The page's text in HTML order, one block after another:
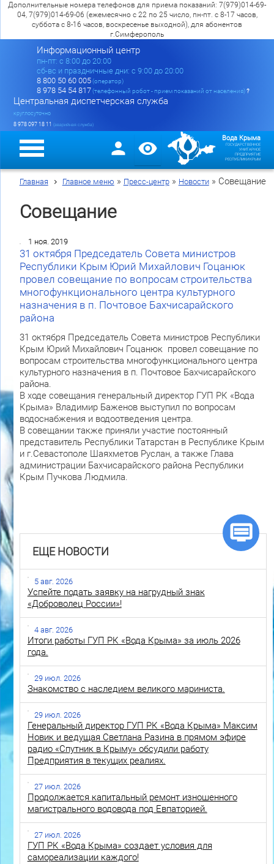
Дополнительные номера телефонов для приема показаний: 7(979)014-69-
04, 7(979)014-69-06 (ежемесячно с 22 по 25 число, пн-пт. с 8-17 часов,
суббота с 8-16 часов, воскресенье выходной), для абонентов
г.Симферополь
Информационный центр
пн-пт: c 8:00 до 20:00
сб-вс и праздничные дни: с 9:00 до 20:00
8 800 50 60 005(оператор)
8 978 54 54 817(телефонный робот - прием показаний от населения)?
Центральная диспетчерская служба
круглосуточно
8 978 097 18 11 (аварийная служба)
Вода Крыма
ГОСУДАРСТВЕННОЕ
УНИТАРНОЕ
ПРЕДПРИЯТИЕ
РЕСПУБЛИКИ КРЫМ
Главная Главное меню » Пресс-центр» Новости» Совещание
Совещание
1 ноя. 2019
31 октября Председатель Совета министров
Республики Крым Юрий Михайлович Гоцанюк
провел совещание по вопросам строительства
многофункционального центра культурного
назначения в п. Почтовое Бахчисарайского
района
31 октября Председатель Совета министров Республики
Крым Юрий Михайлович Гоцанюк провел совещание по
вопросам строительства многофункционального центра
культурного назначения в п. Почтовое Бахчисарайского
района.
В ходе совещания генеральный директор ГУП РК «Вода
Крыма» Владимир Баженов выступил по вопросам
водоснабжения и водоотведения центра.
В совещании также приняли участие постоянный
представитель Республики Татарстан в Республике Крым
и г.Севастополе Шаяхметов Руслан, а также Глава
администрации Бахчисарайского района Республики
Крым Пучкова Людмила.
ЕЩЕ НОВОСТИ
5 авг. 2026
Успейте подать заявку на нагрудный знак
«Доброволец России»!
4 авг. 2026
Итоги работы ГУП РК «Вода Крыма» за июль 2026
года.
29 июл. 2026
Знакомство с наследием великого мариниста.
29 июл. 2026
Генеральный директор ГУП РК «Вода Крыма» Максим
Новик и ведущая Светлана Разина в прямом эфире
радио «Спутник в Крыму» обсудили работу
Предприятия в текущих реалиях.
27 июл. 2026
Продолжается капитальный ремонт изношенного
магистрального водовода под Евпаторией.
27 июл. 2026
ГУП РК «Вода Крыма» создает условия для
самореализации каждого!